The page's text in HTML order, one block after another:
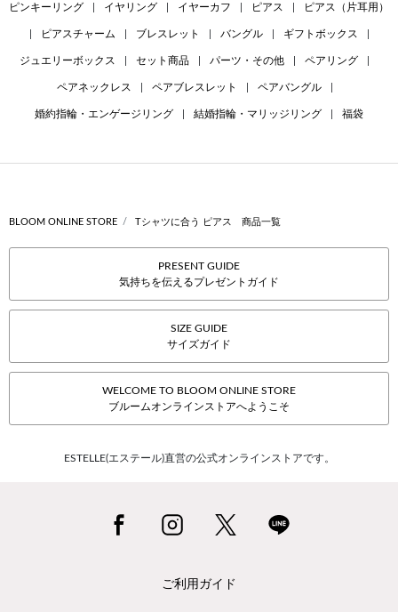
ピンキーリング イヤリング イヤーカフ ピアス ピアス（片耳用）
ピアスチャーム ブレスレット バングル ギフトボックス
ジュエリーボックス セット商品 パーツ・その他 ペアリング
ペアネックレス ペアブレスレット ペアバングル
婚約指輪・エンゲージリング 結婚指輪・マリッジリング 福袋
BLOOM ONLINE STORE Tシャツに合う ピアス 商品一覧
PRESENT GUIDE
気持ちを伝えるプレゼントガイド
SIZE GUIDE
サイズガイド
WELCOME TO BLOOM ONLINE STORE
ブルームオンラインストアへようこそ
ESTELLE(エステール)直営の公式オンラインストアです。
ご利用ガイド